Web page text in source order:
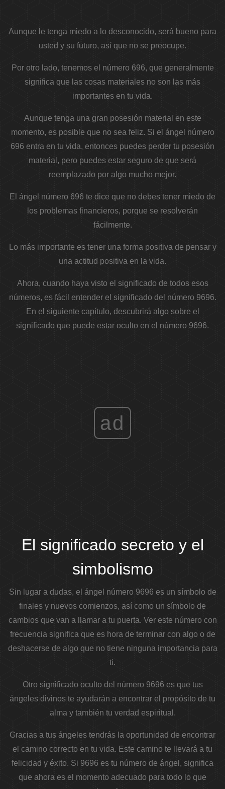
Aunque le tenga miedo a lo desconocido, será bueno para
usted y su futuro, así que no se preocupe.
Por otro lado, tenemos el número 696, que generalmente
significa que las cosas materiales no son las más
importantes en tu vida.
Aunque tenga una gran posesión material en este
momento, es posible que no sea feliz. Si el ángel número
696 entra en tu vida, entonces puedes perder tu posesión
material, pero puedes estar seguro de que será
reemplazado por algo mucho mejor.
El ángel número 696 te dice que no debes tener miedo de
los problemas financieros, porque se resolverán
fácilmente.
Lo más importante es tener una forma positiva de pensar y
una actitud positiva en la vida.
Ahora, cuando haya visto el significado de todos esos
números, es fácil entender el significado del número 9696.
En el siguiente capítulo, descubrirá algo sobre el
significado que puede estar oculto en el número 9696.
ad
El significado secreto y el
simbolismo
Sin lugar a dudas, el ángel número 9696 es un símbolo de
finales y nuevos comienzos, así como un símbolo de
cambios que van a llamar a tu puerta. Ver este número con
frecuencia significa que es hora de terminar con algo o de
deshacerse de algo que no tiene ninguna importancia para
ti.
Otro significado oculto del número 9696 es que tus
ángeles divinos te ayudarán a encontrar el propósito de tu
alma y también tu verdad espiritual.
Gracias a tus ángeles tendrás la oportunidad de encontrar
el camino correcto en tu vida. Este camino te llevará a tu
felicidad y éxito. Si 9696 es tu número de ángel, significa
que ahora es el momento adecuado para todo lo que